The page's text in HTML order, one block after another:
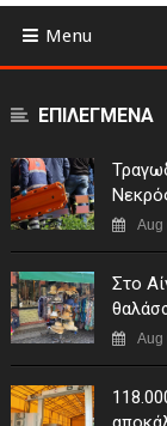
Menu
ΕΠΙΛΕΓΜΕΝΑ
Aug
Στο
Aug